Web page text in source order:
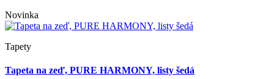
Novinka
Tapety
Tapeta na zeď, PURE HARMONY, listy šedá